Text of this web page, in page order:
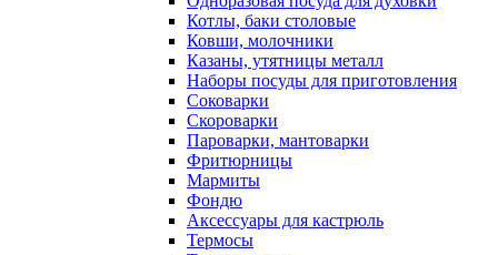
Котлы, баки столовые
Ковши, молочники
Казаны, утятницы металл
Наборы посуды для приготовления
Соковарки
Скороварки
Пароварки, мантоварки
Фритюрницы
Мармиты
Фондю
Аксессуары для кастрюль
Термосы